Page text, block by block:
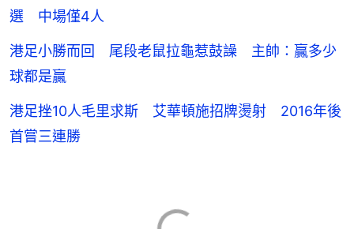
選 中場僅4人
港足小勝而回 尾段老鼠拉龜惹鼓譟 主帥：贏多少
球都是贏
港足挫10人毛里求斯 艾華頓施招牌燙射 2016年後
首嘗三連勝